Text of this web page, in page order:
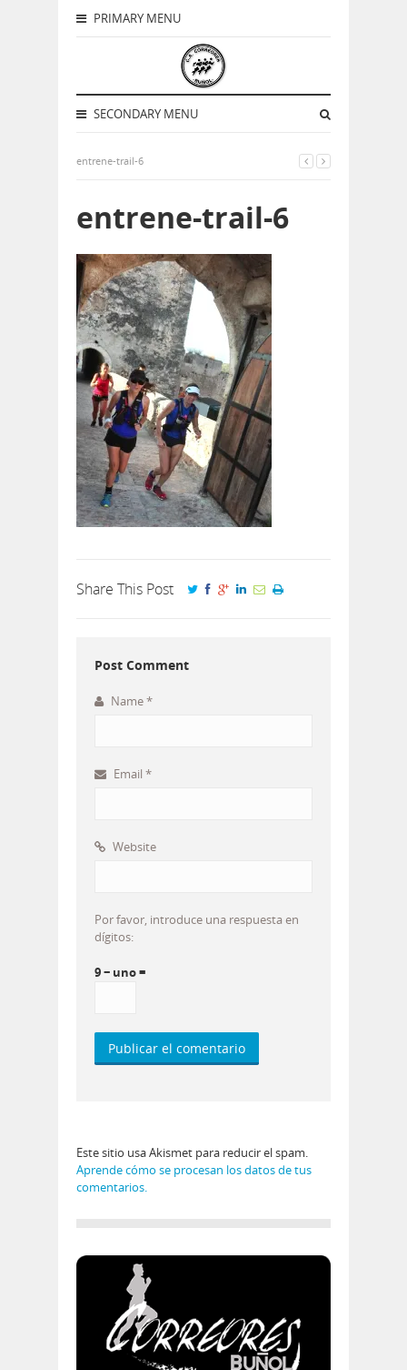
PRIMARY MENU
SECONDARY MENU
entrene-trail-6
entrene-trail-6
Share This Post
Post Comment
Name*
Email *
Website
Por favor, introduce una respuesta en
dígitos:
9 − uno =
Este sitio usa Akismet para reducir el spam.
Aprende cómo se procesan los datos de tus
comentarios.